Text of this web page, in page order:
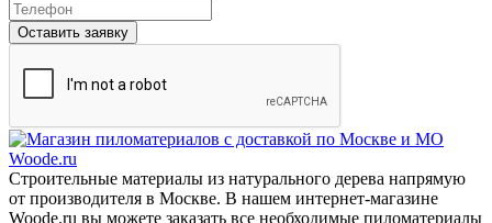
Оставить заявку
Строительные материалы из натурального дерева напрямую
от производителя в Москве. В нашем интернет-магазине
Woode.ru вы можете заказать все необходимые пиломатериалы